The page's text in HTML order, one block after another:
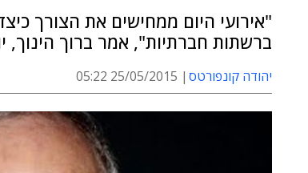
"אירועי היום ממחישים את הצורך
ברשתות חברתיות", אמר ברוך הינוך,
יהודה קונפורטס 25/05/2015 05:22